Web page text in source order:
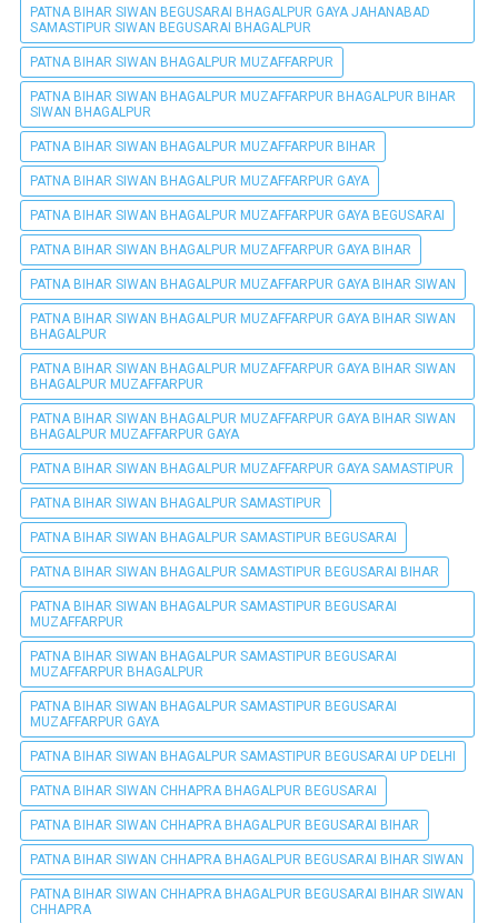
PATNA BIHAR SIWAN BEGUSARAI BHAGALPUR GAYA JAHANABAD
SAMASTIPUR SIWAN BEGUSARAI BHAGALPUR
PATNA BIHAR SIWAN BHAGALPUR MUZAFFARPUR
PATNA BIHAR SIWAN BHAGALPUR MUZAFFARPUR BHAGALPUR BIHAR
SIWAN BHAGALPUR
PATNA BIHAR SIWAN BHAGALPUR MUZAFFARPUR BIHAR
PATNA BIHAR SIWAN BHAGALPUR MUZAFFARPUR GAYA
PATNA BIHAR SIWAN BHAGALPUR MUZAFFARPUR GAYA BEGUSARAI
PATNA BIHAR SIWAN BHAGALPUR MUZAFFARPUR GAYA BIHAR
PATNA BIHAR SIWAN BHAGALPUR MUZAFFARPUR GAYA BIHAR SIWAN
PATNA BIHAR SIWAN BHAGALPUR MUZAFFARPUR GAYA BIHAR SIWAN
BHAGALPUR
PATNA BIHAR SIWAN BHAGALPUR MUZAFFARPUR GAYA BIHAR SIWAN
BHAGALPUR MUZAFFARPUR
PATNA BIHAR SIWAN BHAGALPUR MUZAFFARPUR GAYA BIHAR SIWAN
BHAGALPUR MUZAFFARPUR GAYA
PATNA BIHAR SIWAN BHAGALPUR MUZAFFARPUR GAYA SAMASTIPUR
PATNA BIHAR SIWAN BHAGALPUR SAMASTIPUR
PATNA BIHAR SIWAN BHAGALPUR SAMASTIPUR BEGUSARAI
PATNA BIHAR SIWAN BHAGALPUR SAMASTIPUR BEGUSARAI BIHAR
PATNA BIHAR SIWAN BHAGALPUR SAMASTIPUR BEGUSARAI
MUZAFFARPUR
PATNA BIHAR SIWAN BHAGALPUR SAMASTIPUR BEGUSARAI
MUZAFFARPUR BHAGALPUR
PATNA BIHAR SIWAN BHAGALPUR SAMASTIPUR BEGUSARAI
MUZAFFARPUR GAYA
PATNA BIHAR SIWAN BHAGALPUR SAMASTIPUR BEGUSARAI UP DELHI
PATNA BIHAR SIWAN CHHAPRA BHAGALPUR BEGUSARAI
PATNA BIHAR SIWAN CHHAPRA BHAGALPUR BEGUSARAI BIHAR
PATNA BIHAR SIWAN CHHAPRA BHAGALPUR BEGUSARAI BIHAR SIWAN
PATNA BIHAR SIWAN CHHAPRA BHAGALPUR BEGUSARAI BIHAR SIWAN
CHHAPRA